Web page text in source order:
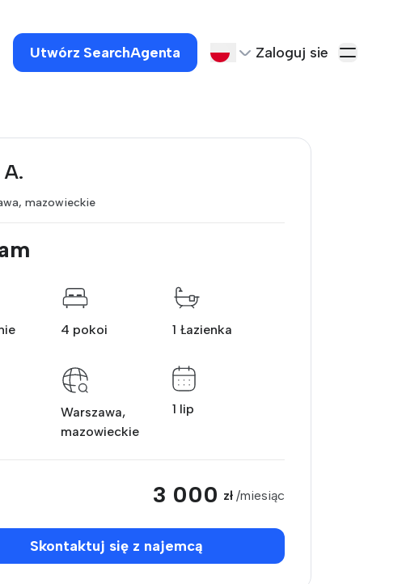
Utwórz SearchAgenta Zaloguj sie
mazowieckie
4 pokoi 1 Łazienka
Warszawa,
mazowieckie
1 lip
3 000 zł /miesiąc
Skontaktuj się z najemcą